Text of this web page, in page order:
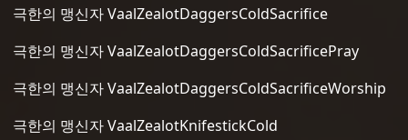
극한의 맹신자 VaalZealotDaggersColdSacrifice
극한의 맹신자 VaalZealotDaggersColdSacrificePray
극한의 맹신자 VaalZealotDaggersColdSacrificeWorship
극한의 맹신자 VaalZealotKnifestickCold